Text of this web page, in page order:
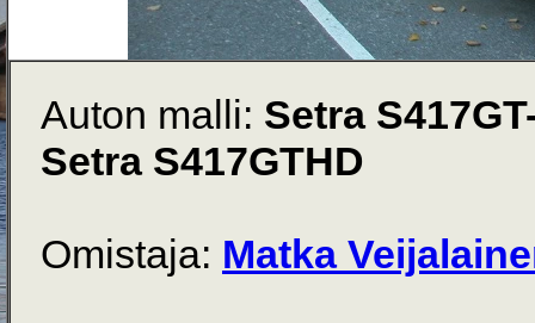
Auton malli: Setra
Setra S417GTHD
Omistaja: Matka